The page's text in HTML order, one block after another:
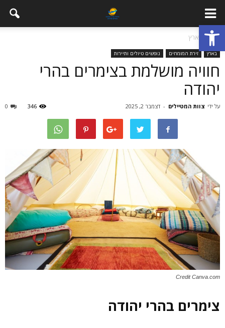
פתח סרגל נגישות
בית בארץ
בארץ זירת המומחים נופשים טיולים ותיירות
חוויה מושלמת בצימרים בהרי
יהודה
על ידי צוות המטיילים - דצמבר 2, 2025 0 346
Credit Canva.com
צימרים בהרי יהודה